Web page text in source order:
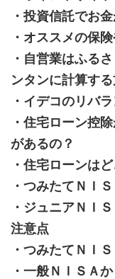
・投資信託でお
・オススメの保
・自営業はふる
ンタンに計算す
・イデコのリバ
・住宅ローン控
があるの？
・住宅ローンは
・つみたてＮＩ
・ジュニアＮＩ
注意点
・つみたてＮＩ
・一般ＮＩＳＡ